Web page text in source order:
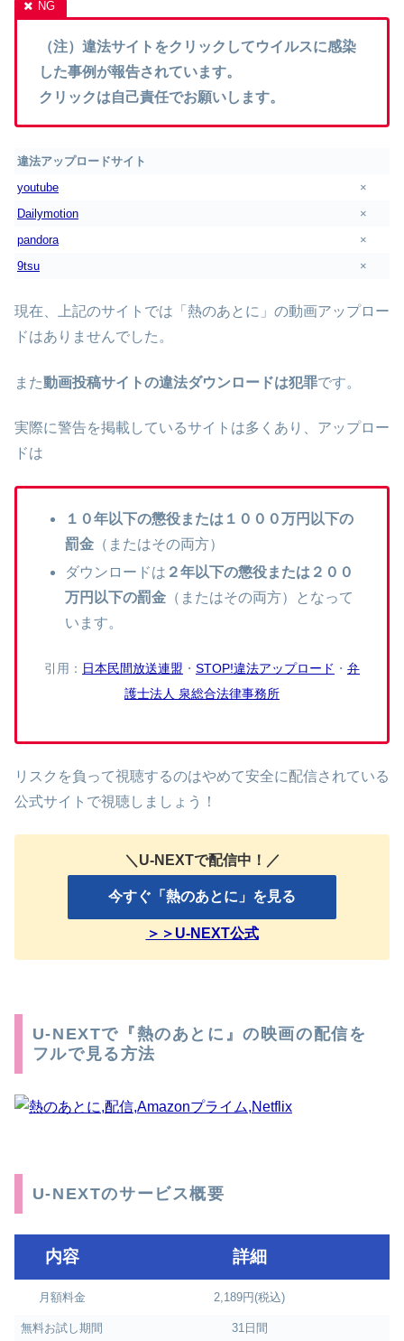
（注）違法サイトをクリックしてウイルスに感染
した事例が報告されています。
クリックは自己責任でお願いします。
違法アップロードサイト
youtube
×
Dailymotion
×
pandora
×
9tsu
×
現在、上記のサイトでは「熱のあとに」の動画アップロー
ドはありませんでした。
また動画投稿サイトの違法ダウンロードは犯罪です。
実際に警告を掲載しているサイトは多くあり、アップロー
ドは
１０年以下の懲役または１０００万円以下の
罰金 （またはその両方）
ダウンロードは ２年以下の懲役または２００
万円以下の罰金 （またはその両方）となって
います。
引用： 日本民間放送連盟 ・ STOP!違法アップロード ・ 弁
護士法人 泉総合法律事務所
リスクを負って視聴するのはやめて安全に配信されている
公式サイトで視聴しましょう！
＼U-NEXTで配信中！／
今すぐ「熱のあとに」を見る
＞＞U-NEXT公式
U-NEXTで『熱のあとに』の映画の配信を
フルで見る方法
U-NEXTのサービス概要
内容 詳細
月額料金 2,189円(税込)
無料お試し期間 31日間